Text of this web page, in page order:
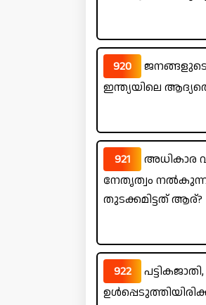
920
ജനങ്ങളുടെ
ഇന്ത്യയിലെ
921
അധികാര
നേതൃത്വം നൽകുന്ന
തുടക്കമിട്ടത് ആര്?
922